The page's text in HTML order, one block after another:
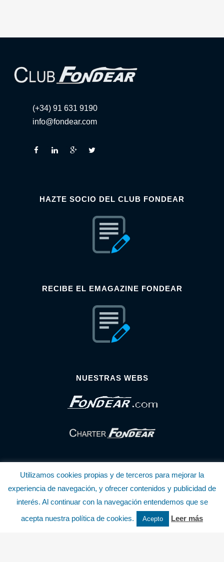
(+34) 91 631 9190
info@fondear.com
HAZTE SOCIO DEL CLUB FONDEAR
RECIBE EL EMAGAZINE FONDEAR
NUESTRAS WEBS
© Copyright Fondear, S.L.
Aunque se consideran exactas, declinamos toda responsabilidad sobre la
Utilizamos cookies propias y de terceros para mejorar la
experiencia de navegación, y ofrecer contenidos y publicidad de
interés. Al continuar con la navegación entendemos que se
acepta nuestra política de cookies.
Acepto Leer más